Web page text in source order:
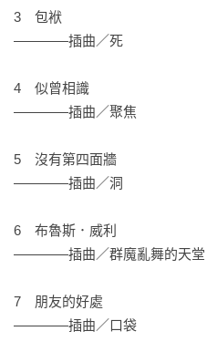
育養他（卻也放任他自生自滅
且被人認可的渴望，以及即使
《六人行》無處不在的影響力
的小故事，還有他一路走來認
敘述自己這一生和成癮症的搏
成癮症所苦的原因。
《朋友、戀人與最糟糕的事》
了私密的故事，使人眼界大開
喜愛馬修的人們殷切盼望的一本
3　包袱
————插曲／死
4　似曾相識
————插曲／聚焦
5　沒有第四面牆
————插曲／洞
6　布魯斯．威利
————插曲／群魔亂舞的天堂
7　朋友的好處
————插曲／口袋